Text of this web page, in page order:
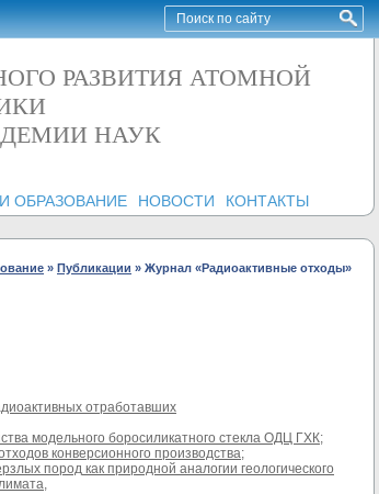
РАЗВИТИЯ АТОМНОЙ
НАУК
ОБРАЗОВАНИЕ НОВОСТИ КОНТАКТЫ
» Публикации » Журнал «Радиоактивные отходы»
отработавших
модельного боросиликатного стекла ОДЦ ГХК;
конверсионного производства;
пород как природной аналогии геологического